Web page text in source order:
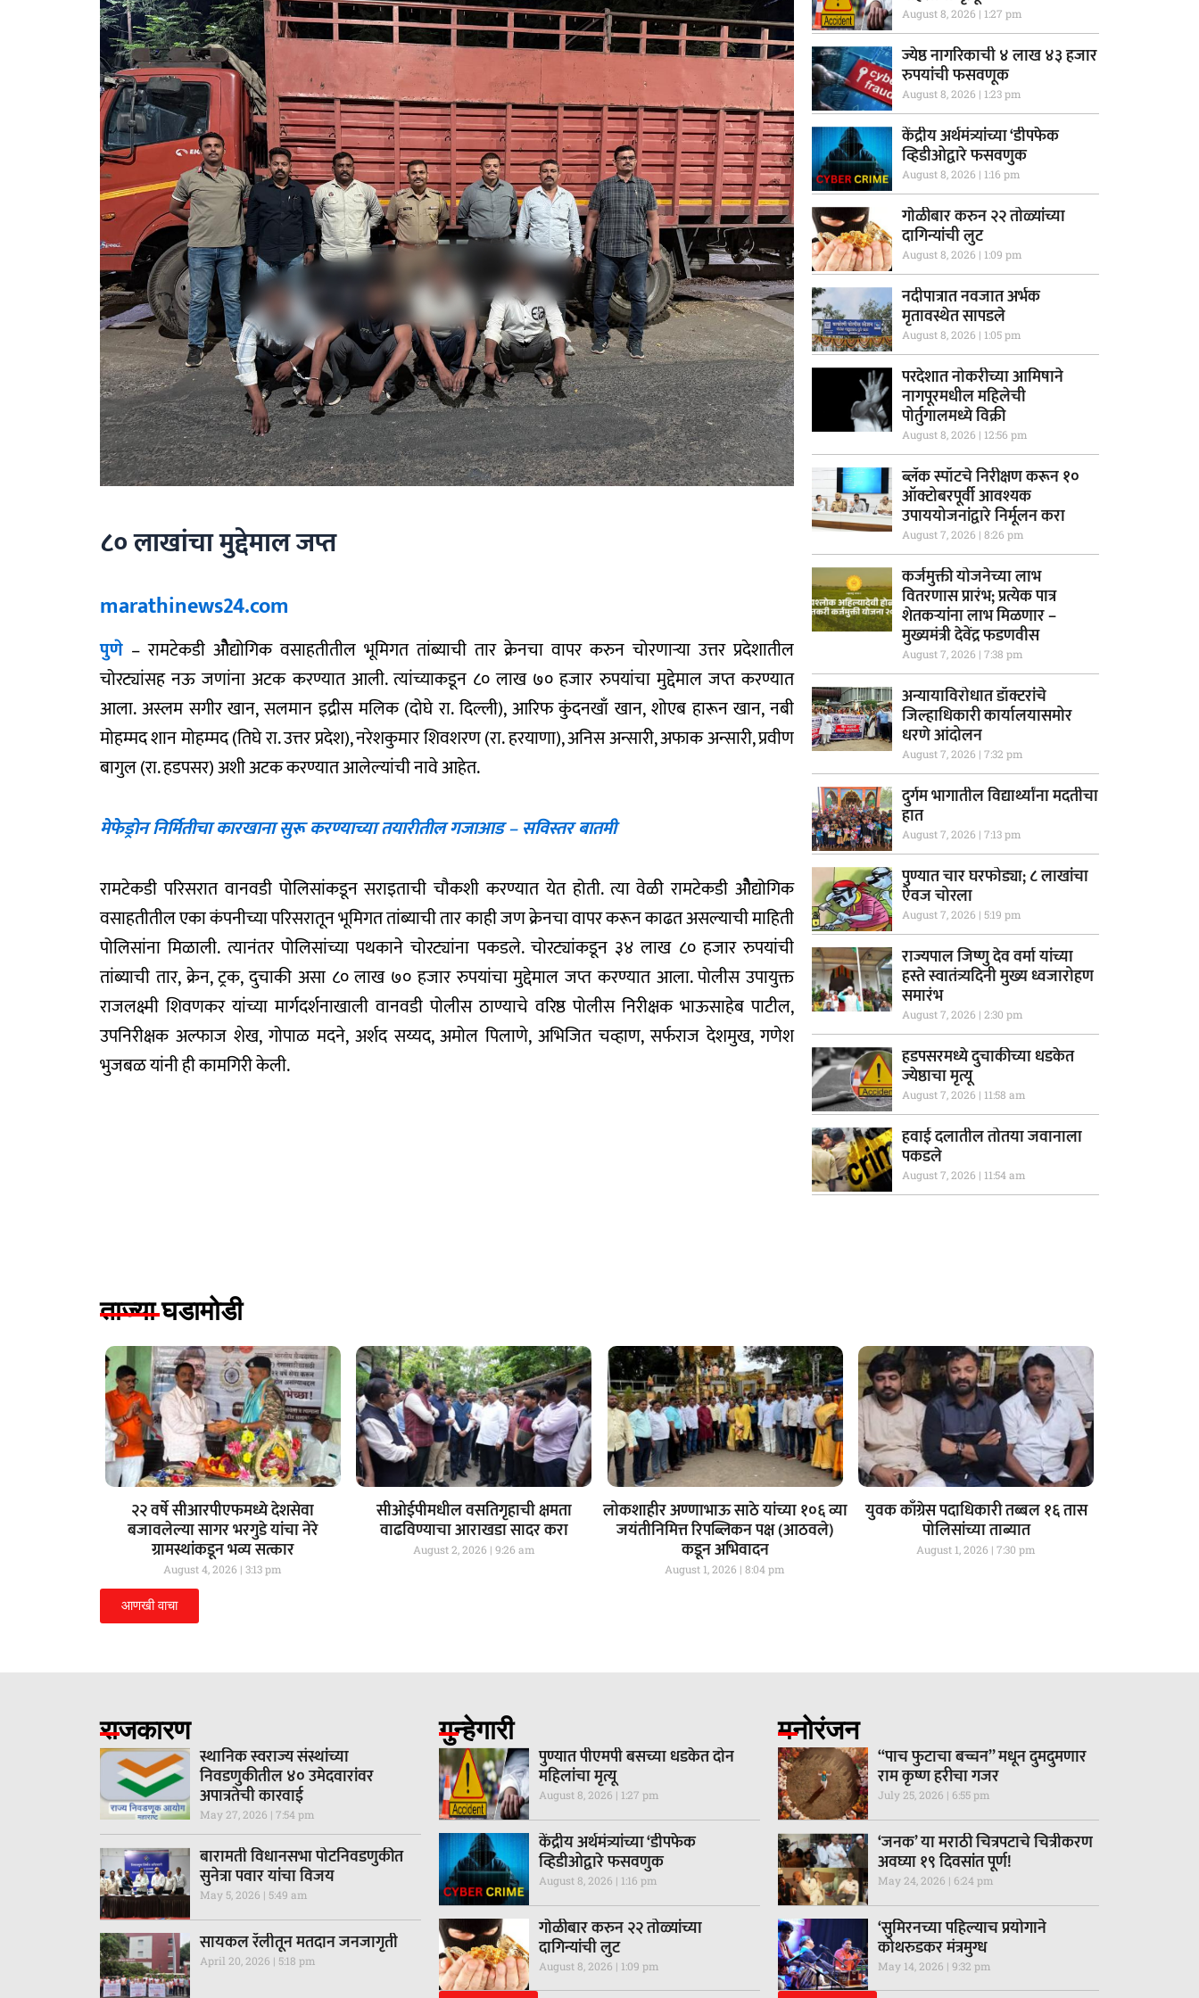
८० लाखांचा मुद्देमाल जप्त
marathinews24.com
पुणे – रामटेकडी ओैद्योगिक वसाहतीतील भूमिगत तांब्याची तार क्रेनचा वापर करुन चोरणाऱ्या उत्तर प्रदेशातील
चोरट्यांसह नऊ जणांना अटक करण्यात आली. त्यांच्याकडून ८० लाख ७० हजार रुपयांचा मुद्देमाल जप्त करण्यात
आला. अस्लम सगीर खान, सलमान इद्रीस मलिक (दोघे रा. दिल्ली), आरिफ कुंदनखाँ खान, शोएब हारून खान, नबी
मोहम्मद शान मोहम्मद (तिघे रा. उत्तर प्रदेश), नरेशकुमार शिवशरण (रा. हरयाणा), अनिस अन्सारी, अफाक अन्सारी, प्रवीण
बागुल (रा. हडपसर) अशी अटक करण्यात आलेल्यांची नावे आहेत.
मेफेड्रोन निर्मितीचा कारखाना सुरू करण्याच्या तयारीतील गजाआड – सविस्तर बातमी
रामटेकडी परिसरात वानवडी पोलिसांकडून सराइताची चौकशी करण्यात येत होती. त्या वेळी रामटेकडी ओैद्योगिक
वसाहतीतील एका कंपनीच्या परिसरातून भूमिगत तांब्याची तार काही जण क्रेनचा वापर करून काढत असल्याची माहिती
पोलिसांना मिळाली. त्यानंतर पोलिसांच्या पथकाने चोरट्यांना पकडले. चोरट्यांकडून ३४ लाख ८० हजार रुपयांची
तांब्याची तार, क्रेन, ट्रक, दुचाकी असा ८० लाख ७० हजार रुपयांचा मुद्देमाल जप्त करण्यात आला. पोलीस उपायुक्त
राजलक्ष्मी शिवणकर यांच्या मार्गदर्शनाखाली वानवडी पोलीस ठाण्याचे वरिष्ठ पोलीस निरीक्षक भाऊसाहेब पाटील,
उपनिरीक्षक अल्फाज शेख, गोपाळ मदने, अर्शद सय्यद, अमोल पिलाणे, अभिजित चव्हाण, सर्फराज देशमुख, गणेश
भुजबळ यांनी ही कामगिरी केली.
August 8, 2026 1:27 pm
ज्येष्ठ नागरिकाची ४ लाख ४३ हजार
रुपयांची फसवणूक
August 8, 2026 1:23 pm
केंद्रीय अर्थमंत्र्यांच्या ‘डीपफेक
व्हिडीओद्वारे फसवणुक
August 8, 2026 1:16 pm
गाेळीबार करुन २२ तोळ्यांच्या
दागिन्यांची लुट
August 8, 2026 1:09 pm
नदीपात्रात नवजात अर्भक
मृतावस्थेत सापडले
August 8, 2026 1:05 pm
परदेशात नोकरीच्या आमिषाने
नागपूरमधील महिलेची
पोर्तुगालमध्ये विक्री
August 8, 2026 12:56 pm
ब्लॅक स्पॉटचे निरीक्षण करून १०
ऑक्टोबरपूर्वी आवश्यक
उपाययोजनांद्वारे निर्मूलन करा
August 7, 2026 8:26 pm
कर्जमुक्ती योजनेच्या लाभ
वितरणास प्रारंभ; प्रत्येक पात्र
शेतकऱ्यांना लाभ मिळणार –
मुख्यमंत्री देवेंद्र फडणवीस
August 7, 2026 7:38 pm
अन्यायाविरोधात डॉक्टरांचे
जिल्हाधिकारी कार्यालयासमोर
धरणे आंदोलन
August 7, 2026 7:32 pm
दुर्गम भागातील विद्यार्थ्यांना मदतीचा
हात
August 7, 2026 7:13 pm
पुण्यात चार घरफोड्या; ८ लाखांचा
ऐवज चोरला
August 7, 2026 5:19 pm
राज्यपाल जिष्णु देव वर्मा यांच्या
हस्ते स्वातंत्र्यदिनी मुख्य ध्वजारोहण
समारंभ
August 7, 2026 2:30 pm
हडपसरमध्ये दुचाकीच्या धडकेत
ज्येष्ठाचा मृत्यू
August 7, 2026 11:58 am
हवाई दलातील तोतया जवानाला
पकडले
August 7, 2026 11:54 am
ताज्या घडामोडी
२२ वर्षे सीआरपीएफमध्ये देशसेवा
बजावलेल्या सागर भरगुडे यांचा नेरे
ग्रामस्थांकडून भव्य सत्कार
August 4, 2026 3:13 pm
सीओईपीमधील वसतिगृहाची क्षमता
वाढविण्याचा आराखडा सादर करा
August 2, 2026 9:26 am
लोकशाहीर अण्णाभाऊ साठे यांच्या १०६ व्या
जयंतीनिमित्त रिपब्लिकन पक्ष (आठवले)
कडून अभिवादन
August 1, 2026 8:04 pm
युवक काँग्रेस पदाधिकारी तब्बल १६ तास
पोलिसांच्या ताब्यात
August 1, 2026 7:30 pm
आणखी वाचा
राजकारण
स्थानिक स्वराज्य संस्थांच्या
निवडणुकीतील ४० उमेदवारांवर
अपात्रतेची कारवाई
May 27, 2026 7:54 pm
बारामती विधानसभा पोटनिवडणुकीत
सुनेत्रा पवार यांचा विजय
May 5, 2026 5:49 am
सायकल रॅलीतून मतदान जनजागृती
April 20, 2026 5:18 pm
गुन्हेगारी
पुण्यात पीएमपी बसच्या धडकेत दोन
महिलांचा मृत्यू
August 8, 2026 1:27 pm
केंद्रीय अर्थमंत्र्यांच्या ‘डीपफेक
व्हिडीओद्वारे फसवणुक
August 8, 2026 1:16 pm
गाेळीबार करुन २२ तोळ्यांच्या
दागिन्यांची लुट
August 8, 2026 1:09 pm
मनोरंजन
“पाच फुटाचा बच्चन” मधून दुमदुमणार
राम कृष्ण हरीचा गजर
July 25, 2026 6:55 pm
‘जनक’ या मराठी चित्रपटाचे चित्रीकरण
अवघ्या १९ दिवसांत पूर्ण!
May 24, 2026 6:24 pm
‘सुमिरनच्या पहिल्याच प्रयोगाने
कोथरुडकर मंत्रमुग्ध
May 14, 2026 9:32 pm